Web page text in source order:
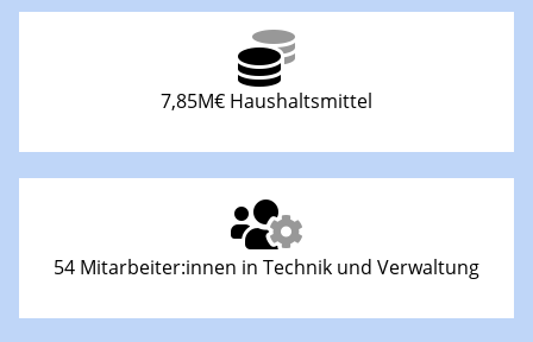
7,85M€ Haushaltsmittel
54 Mitarbeiter:innen in Technik und Verwaltung